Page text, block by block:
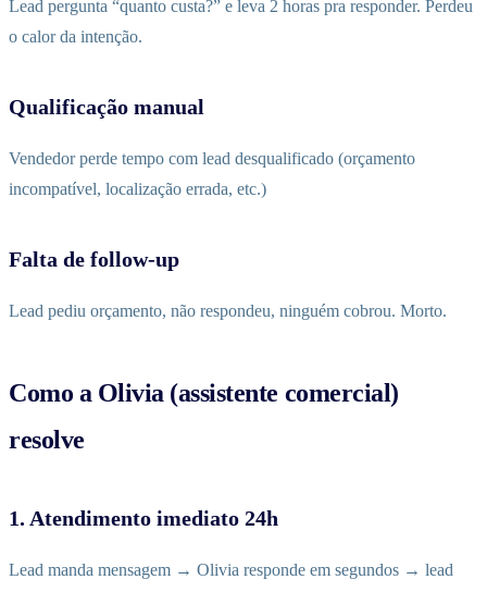
Lead pergunta “quanto custa?” e leva 2 horas pra responder. Perdeu
o calor da intenção.
Qualificação manual
Vendedor perde tempo com lead desqualificado (orçamento
incompatível, localização errada, etc.)
Falta de follow-up
Lead pediu orçamento, não respondeu, ninguém cobrou. Morto.
Como a Olivia (assistente comercial)
resolve
1. Atendimento imediato 24h
Lead manda mensagem → Olivia responde em segundos → lead